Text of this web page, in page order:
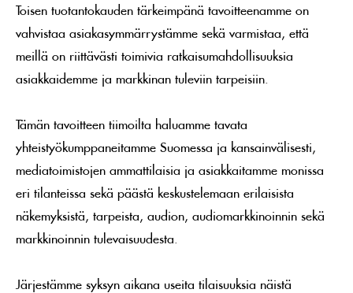
Toisen tuotantokauden tärkeimpänä tavoitteenamme on
vahvistaa asiakasymmärrystämme sekä varmistaa, että
meillä on riittävästi toimivia ratkaisumahdollisuuksia
asiakkaidemme ja markkinan tuleviin tarpeisiin.
Tämän tavoitteen tiimoilta haluamme tavata
yhteistyökumppaneitamme Suomessa ja kansainvälisesti,
mediatoimistojen ammattilaisia ja asiakkaitamme monissa
eri tilanteissa sekä päästä keskustelemaan erilaisista
näkemyksistä, tarpeista, audion, audiomarkkinoinnin sekä
markkinoinnin tulevaisuudesta.
Järjestämme syksyn aikana useita tilaisuuksia näistä